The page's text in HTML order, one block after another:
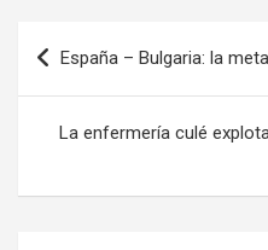
Navegación
de
entradas
España – Bulgaria: la
La enfermería culé